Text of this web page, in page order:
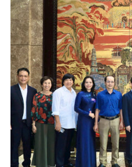
hóa và phát huy nguồn
mới cho sự phát triển